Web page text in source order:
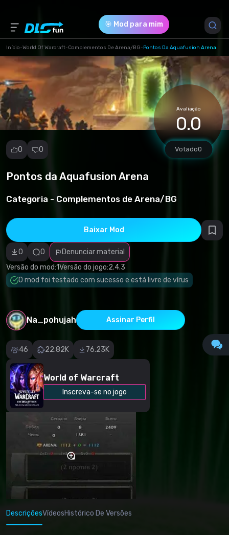
🎯 Mod para mim
Início-World Of Warcraft-Complementos De Arena/BG-Pontos Da Aquafusion Arena
Avaliação
0.0
Votado0
0 0
Pontos da Aquafusion Arena
Categoria - Complementos de Arena/BG
Baixar Mod
0 0
Denunciar material
Versão do mod:1Versão do jogo:2.4.3
O mod foi testado com sucesso e está livre de vírus
Na_pohujah Assinar Perfil
46 22.82K 76.23K
World of Warcraft
Inscreva-se no jogo
Denunciar
incorreta
Software
malicioso/vírus
Conteúdo não
funcional
Descrição
DescriçõesVídeosHistórico De Versões
Versão do Jogo *
2.4.3 (4095709e4d89348c3280bed7d5d149a5.rar)
Download (5.48 Kb)